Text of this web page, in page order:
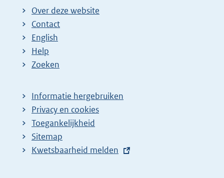
Over deze website
Contact
English
Help
Zoeken
Informatie hergebruiken
Privacy en cookies
Toegankelijkheid
Sitemap
E
Kwetsbaarheid melden